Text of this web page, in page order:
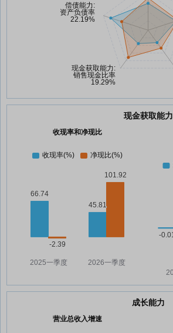
现金获取能力
收现率和净现比
成长能力
营业总收入增速